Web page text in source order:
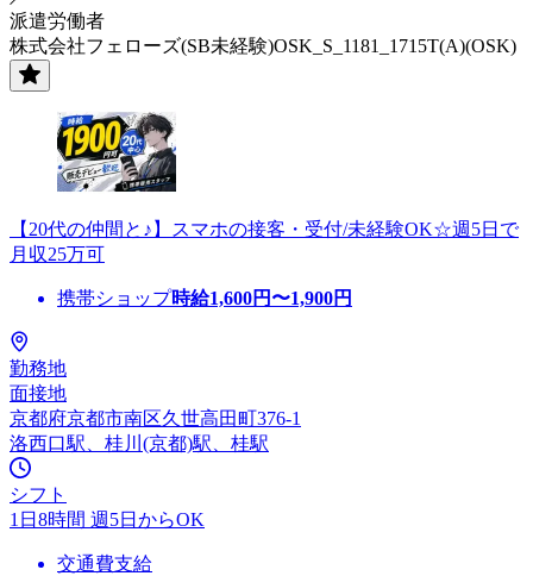
派遣労働者
株式会社フェローズ(SB未経験)OSK_S_1181_1715T(A)(OSK)
【20代の仲間と♪】スマホの接客・受付/未経験OK☆週5日で
月収25万可
携帯ショップ時給1,600円〜1,900円
勤務地
面接地
京都府京都市南区久世高田町376-1
洛西口駅、桂川(京都)駅、桂駅
シフト
1日8時間 週5日からOK
交通費支給